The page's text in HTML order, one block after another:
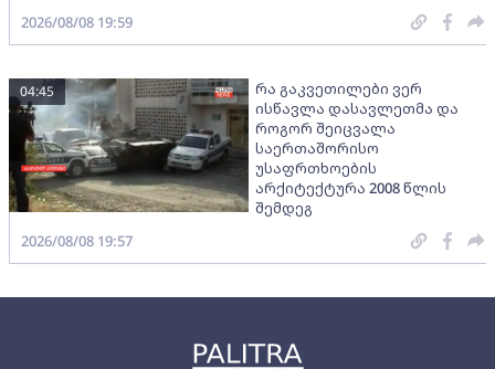
2026/08/08 19:59
რა გაკვეთილები ვერ
ისწავლა დასავლეთმა და
როგორ შეიცვალა
საერთაშორისო
უსაფრთხოების
არქიტექტურა 2008 წლის
შემდეგ
04:45
2026/08/08 19:57